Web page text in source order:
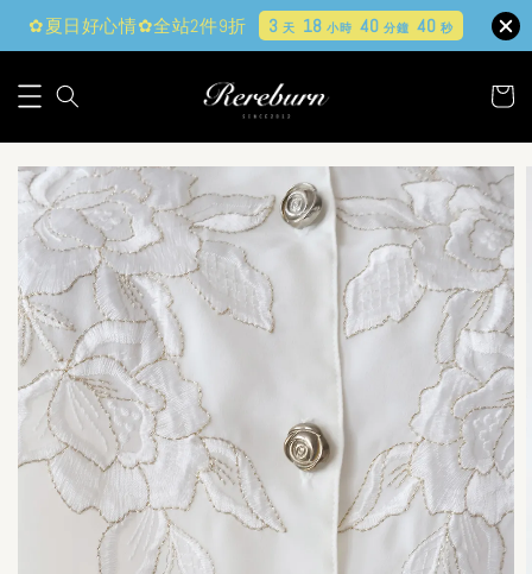
✿夏日好心情✿全站2件9折 3 天 18小時 40分鐘 39秒